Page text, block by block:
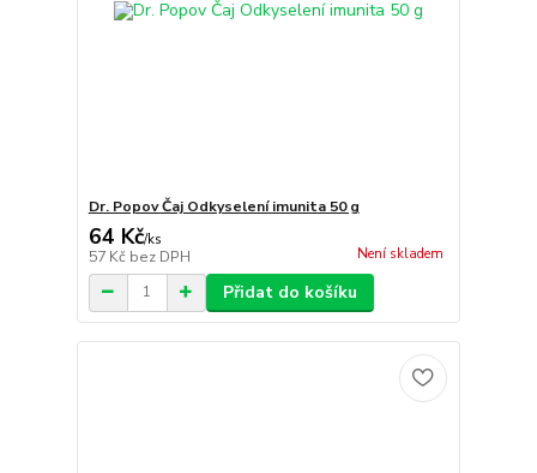
Dr. Popov Čaj Odkyselení imunita 50 g
64 Kč/ks
57 Kč bez DPH Není skladem
Přidat do košíku